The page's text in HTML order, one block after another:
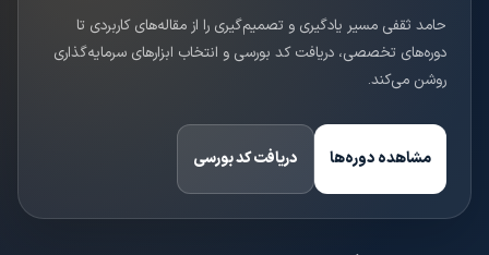
حامد ثقفی مسیر یادگیری و تصمیم‌گیری را از مقاله‌های کاربردی تا
دوره‌های تخصصی، دریافت کد بورسی و انتخاب ابزارهای سرمایه‌گذاری
روشن می‌کند.
مشاهده دوره‌ها دریافت کد بورسی